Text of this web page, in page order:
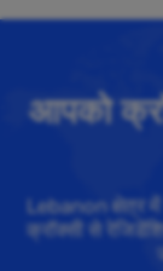
आपको
Lebanon क्षेत्र
क्रॉक्सी से